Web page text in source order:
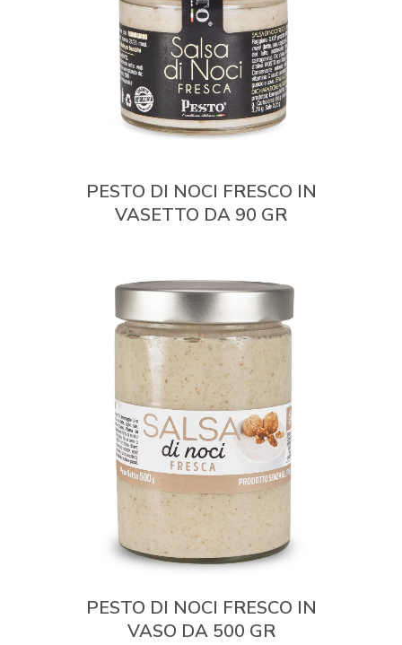
PESTO DI NOCI FRESCO IN
VASETTO DA 90 GR
PESTO DI NOCI FRESCO IN
VASO DA 500 GR